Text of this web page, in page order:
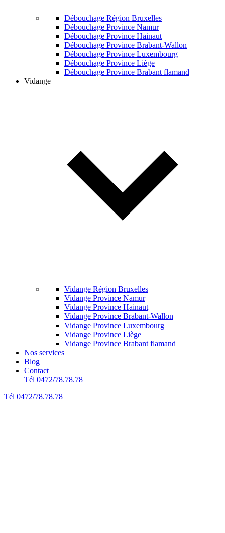
Débouchage Région Bruxelles
Débouchage Province Namur
Débouchage Province Hainaut
Débouchage Province Brabant-Wallon
Débouchage Province Luxembourg
Débouchage Province Liège
Débouchage Province Brabant flamand
Vidange
Vidange Région Bruxelles
Vidange Province Namur
Vidange Province Hainaut
Vidange Province Brabant-Wallon
Vidange Province Luxembourg
Vidange Province Liège
Vidange Province Brabant flamand
Nos services
Blog
Contact
Tél 0472/78.78.78
Tél 0472/78.78.78